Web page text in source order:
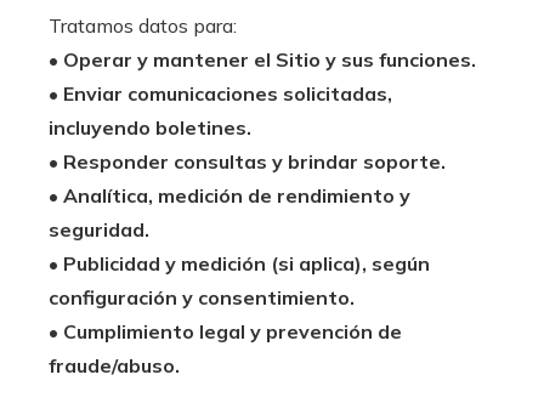
Tratamos datos para:
• Operar y mantener el Sitio y sus funciones.
• Enviar comunicaciones solicitadas,
incluyendo boletines.
• Responder consultas y brindar soporte.
• Analítica, medición de rendimiento y
seguridad.
• Publicidad y medición (si aplica), según
configuración y consentimiento.
• Cumplimiento legal y prevención de
fraude/abuso.